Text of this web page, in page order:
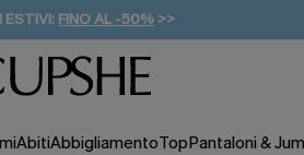
ESTIVI: FINO AL -50% >>
GRATUITA DA 49€
I NUOVI: 20% DI SCONTO*
AbitiAbbigliamentoTopPantaloni &